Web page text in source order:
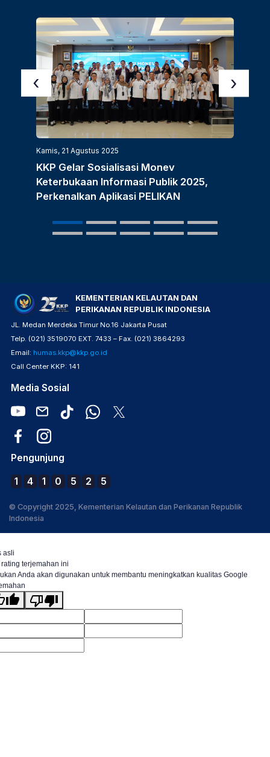
Kamis, 21 Agustus 2025
KKP Gelar Sosialisasi Monev
Keterbukaan Informasi Publik 2025,
Perkenalkan Aplikasi PELIKAN
‹ ›
KEMENTERIAN KELAUTAN DAN
PERIKANAN REPUBLIK INDONESIA
JL. Medan Merdeka Timur No.16 Jakarta Pusat
Telp. (021) 3519070 EXT. 7433 – Fax. (021) 3864293
Email: humas.kkp@kkp.go.id
Call Center KKP: 141
Media Sosial
Pengunjung
1 4 1 0 5 2 5
© Copyright 2025, Kementerian Kelautan dan Perikanan Republik
Indonesia
asli
terjemahan ini
Anda akan digunakan untuk membantu meningkatkan kualitas Google